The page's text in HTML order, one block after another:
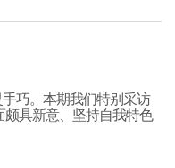
巧。本期我们特别采访
颇具新意、坚持自我特色